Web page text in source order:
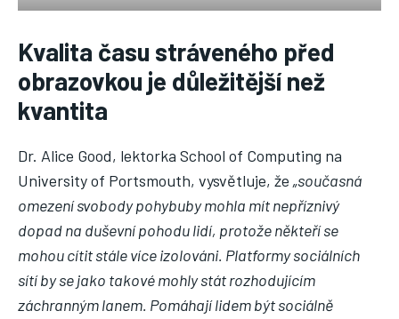
Kvalita času stráveného před
obrazovkou je důležitější než
kvantita
Dr. Alice Good, lektorka School of Computing na
University of Portsmouth, vysvětluje, že „současná
omezení svobody pohybuby mohla mít nepříznivý
dopad na duševní pohodu lidí, protože někteří se
mohou cítit stále více izolováni. Platformy sociálních
sítí by se jako takové mohly stát rozhodujícím
záchranným lanem. Pomáhají lidem být sociálně